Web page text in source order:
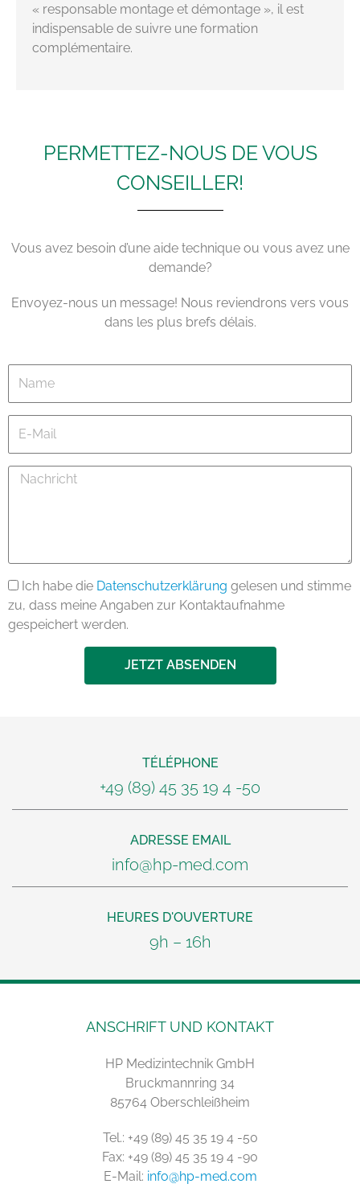
« responsable montage et démontage », il est
indispensable de suivre une formation
complémentaire.
PERMETTEZ-NOUS DE VOUS
CONSEILLER!
Vous avez besoin d’une aide technique ou vous avez une
demande?
Envoyez-nous un message! Nous reviendrons vers vous
dans les plus brefs délais.
Mail
Nachricht
Ich habe die Datenschutzerklärung gelesen und stimme
zu, dass meine Angaben zur Kontaktaufnahme
gespeichert werden.
JETZT ABSENDEN
TÉLÉPHONE
+49 (89) 45 35 19 4 -50
ADRESSE EMAIL
info@hp-med.com
HEURES D'OUVERTURE
9h – 16h
ANSCHRIFT UND KONTAKT
HP Medizintechnik GmbH
Bruckmannring 34
85764 Oberschleißheim
Tel.: +49 (89) 45 35 19 4 -50
Fax: +49 (89) 45 35 19 4 -90
E-Mail: info@hp-med.com